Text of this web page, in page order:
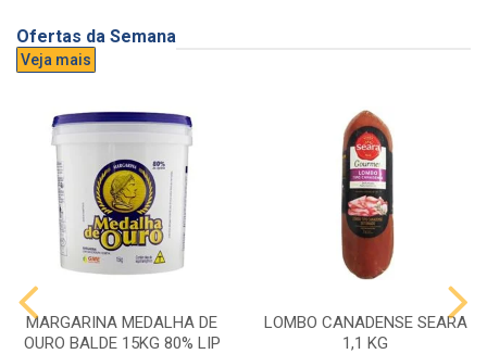
Ofertas da Semana
Veja mais
MARGARINA MEDALHA DE
OURO BALDE 15KG 80% LIP
LOMBO CANADENSE SEARA
1,1 KG